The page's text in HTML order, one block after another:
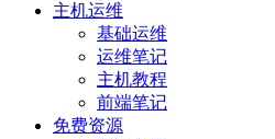
主机运维
基础运维
运维笔记
主机教程
前端笔记
免费资源